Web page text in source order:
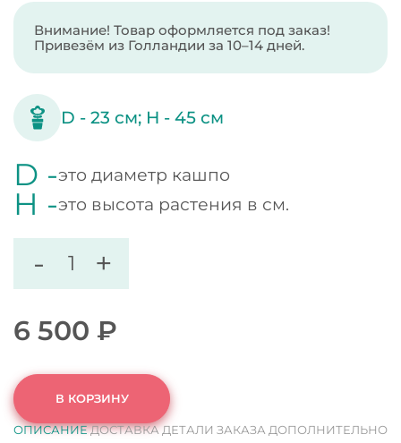
Внимание! Товар оформляется под заказ!
Привезём из Голландии за 10–14 дней.
D -23 см; H -45 см
D -это диаметр кашпо
H -это высота растения в см.
- +
6 500 ₽
В КОРЗИНУ
ОПИСАНИЕДОСТАВКАДЕТАЛИ ЗАКАЗА ДОПОЛНИТЕЛЬНО